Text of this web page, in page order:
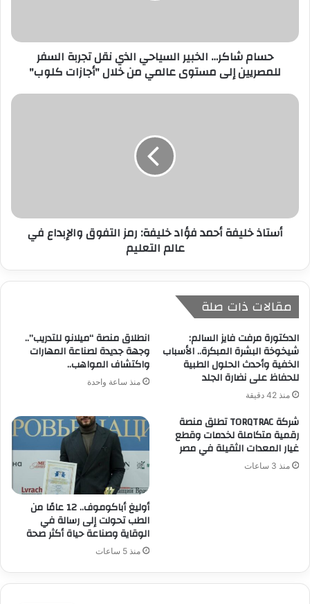
ر
حسام شاكر… الخبير السياحي الذي نقل تجربة السفر
للمصريين إلى مستوى عالمي من خلال "أجازات كلوب"
أستاذ خليفة أحمد فؤاد خليفة: رمز التفوق والإبداع في
عالم التعليم
مقالات ذات صلة
الدكتورة مرفت فايز السالم:
شيخوخة البشرة المبكرة.. الأسباب
الخفية وأحدث الحلول الطبية
للحفاظ على نضارة الجلد
منذ 42 دقيقة
انطلاق منصة “ميلانو للتدريب”..
وجهة جديدة لصناعة المهارات
واكتشاف المواهب..
منذ ساعة واحدة
شركة TORQTRAC تطلق منصة
رقمية متكاملة لخدمات وقطع
غيار المعدات الثقيلة في مصر
منذ 3 ساعات
أوليغ أباكوموف.. 12 عامًا من
الطب تحولت إلى رسالة في
الوقاية وصناعة حياة أكثر صحة
منذ 5 ساعات